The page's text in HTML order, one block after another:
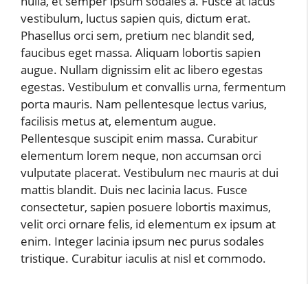
vestibulum, luctus sapien quis, dictum erat.
Phasellus orci sem, pretium nec blandit sed,
faucibus eget massa. Aliquam lobortis sapien
augue. Nullam dignissim elit ac libero egestas
egestas. Vestibulum et convallis urna, fermentum
porta mauris. Nam pellentesque lectus varius,
facilisis metus at, elementum augue.
Pellentesque suscipit enim massa. Curabitur
elementum lorem neque, non accumsan orci
vulputate placerat. Vestibulum nec mauris at dui
mattis blandit. Duis nec lacinia lacus. Fusce
consectetur, sapien posuere lobortis maximus,
velit orci ornare felis, id elementum ex ipsum at
enim. Integer lacinia ipsum nec purus sodales
tristique. Curabitur iaculis at nisl et commodo.